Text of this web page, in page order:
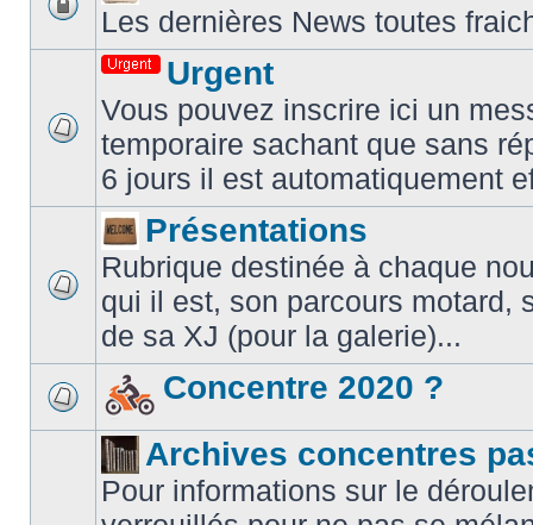
Les dernières News toutes
Urgent
Vous pouvez inscrire ici un
temporaire sachant que sans
6 jours il est automatiquement
Présentations
Rubrique destinée à chaque
qui il est, son parcours motard,
de sa XJ (pour la galerie)...
Concentre 2020 ?
Archives concentres
Pour informations sur le